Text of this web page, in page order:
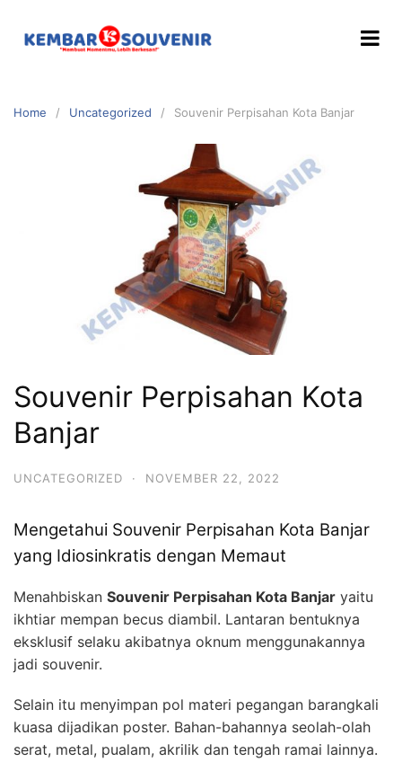
Home Uncategorized Souvenir Perpisahan Kota Banjar
Souvenir Perpisahan Kota
Banjar
UNCATEGORIZED · NOVEMBER 22, 2022
Mengetahui Souvenir Perpisahan Kota Banjar
yang Idiosinkratis dengan Memaut
Menahbiskan Souvenir Perpisahan Kota Banjar yaitu
ikhtiar mempan becus diambil. Lantaran bentuknya
eksklusif selaku akibatnya oknum menggunakannya
jadi souvenir.
Selain itu menyimpan pol materi pegangan barangkali
kuasa dijadikan poster. Bahan-bahannya seolah-olah
serat, metal, pualam, akrilik dan tengah ramai lainnya.